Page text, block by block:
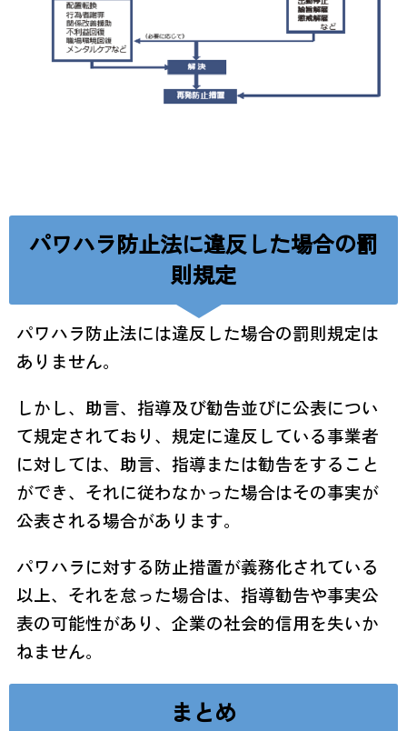
パワハラ防止法に違反した場合の罰
則規定
パワハラ防止法には違反した場合の罰則規定は
ありません。
しかし、助言、指導及び勧告並びに公表につい
て規定されており、規定に違反している事業者
に対しては、助言、指導または勧告をすること
ができ、それに従わなかった場合はその事実が
公表される場合があります。
パワハラに対する防止措置が義務化されている
以上、それを怠った場合は、指導勧告や事実公
表の可能性があり、企業の社会的信用を失いか
ねません。
まとめ